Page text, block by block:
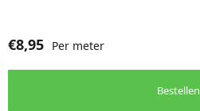
€8,95 Per meter
Bestellen